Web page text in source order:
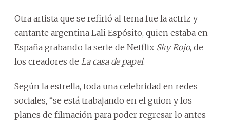
Otra artista que se refirió al tema fue la actriz y
cantante argentina Lali Espósito, quien estaba en
España grabando la serie de Netflix Sky Rojo, de
los creadores de La casa de papel.
Según la estrella, toda una celebridad en redes
sociales, “se está trabajando en el guion y los
planes de filmación para poder regresar lo antes